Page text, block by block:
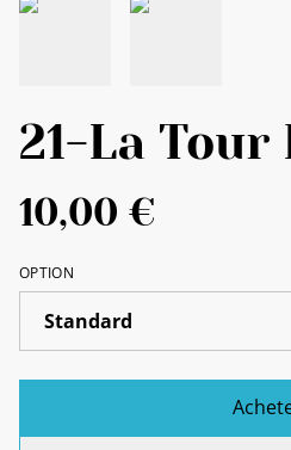
21-La Tour
10,00 €
OPTION